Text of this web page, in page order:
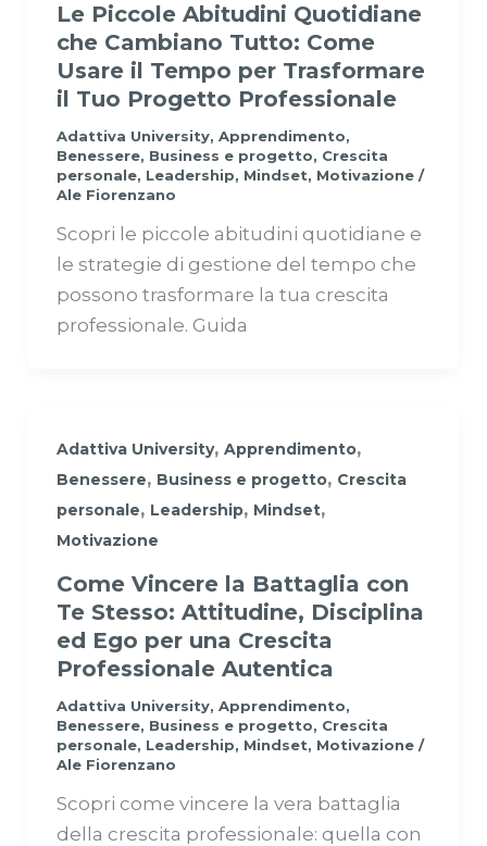
Le Piccole Abitudini Quotidiane
che Cambiano Tutto: Come
Usare il Tempo per Trasformare
il Tuo Progetto Professionale
Adattiva University, Apprendimento,
Benessere, Business e progetto, Crescita
personale, Leadership, Mindset, Motivazione/
Ale Fiorenzano
Scopri le piccole abitudini quotidiane e
le strategie di gestione del tempo che
possono trasformare la tua crescita
professionale. Guida
Adattiva University, Apprendimento,
Benessere, Business e progetto, Crescita
personale, Leadership, Mindset,
Motivazione
Come Vincere la Battaglia con
Te Stesso: Attitudine, Disciplina
ed Ego per una Crescita
Professionale Autentica
Adattiva University, Apprendimento,
Benessere, Business e progetto, Crescita
personale, Leadership, Mindset, Motivazione/
Ale Fiorenzano
Scopri come vincere la vera battaglia
della crescita professionale: quella con